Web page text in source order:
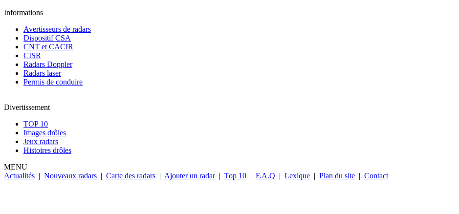
Informations
Avertisseurs de radars
Dispositif CSA
CNT et CACIR
CISR
Radars Doppler
Radars laser
Permis de conduire
Divertissement
TOP 10
Images drôles
Jeux radars
Histoires drôles
MENU
Actualités | Nouveaux radars | Carte des radars | Ajouter un radar | Top 10 | F.A.Q | Lexique | Plan du site | Contact